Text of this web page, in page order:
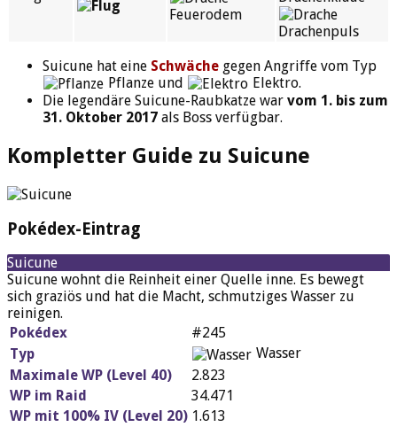
Feuerodem
Drachenpuls
Suicune hat eine Schwäche gegen Angriffe vom Typ
Pflanze und
Elektro.
Die legendäre Suicune-Raubkatze war vom 1. bis zum
31. Oktober 2017 als Boss verfügbar.
Kompletter Guide zu Suicune
Pokédex-Eintrag
Suicune
Suicune wohnt die Reinheit einer Quelle inne. Es bewegt
sich graziös und hat die Macht, schmutziges Wasser zu
reinigen.
Pokédex
#245
Typ
Wasser
Maximale WP (Level 40)
2.823
WP im Raid
34.471
WP mit 100% IV (Level 20) 1.613